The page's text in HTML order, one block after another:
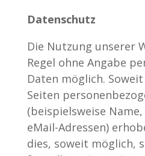
Datenschutz
Die Nutzung unserer
Regel ohne Angabe
Daten möglich.
Seiten
(beispielsweise
eMail-Adressen)
dies, soweit möglich,